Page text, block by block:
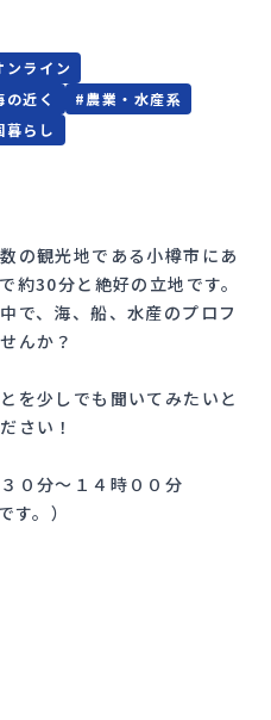
ンライン
の近く #農業・水産系
暮らし
の観光地である小樽市にあ
約30分と絶好の立地です。
で、海、船、水産のプロフ
んか？
を少しでも聞いてみたいと
さい！
０分～１４時００分
す。）